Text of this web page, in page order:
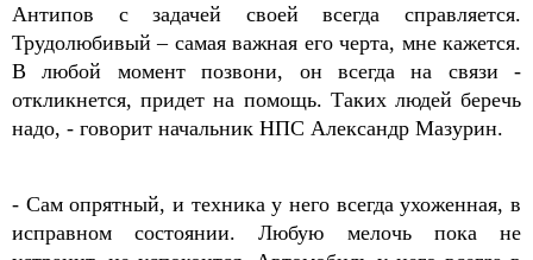
Антипов с задачей своей всегдасправляется.
Трудолюбивый – самая важная его черта, мне кажется.
В любой момент позвони, он всегда на связи -
откликнется, придет на помощь. Таких людей беречь
надо, - говорит начальник НПС Александр Мазурин.
- Сам опрятный, и техника у него всегдаухоженная, в
исправном состоянии. Любую мелочь пока не